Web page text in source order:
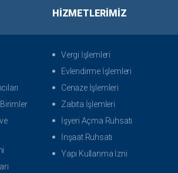
HIZMETLERIMIZ
Vergi İşlemleri
Evlendirme İşlemleri
Cenaze İşlemleri
Zabıta İşlemleri
İşyeri Açma Ruhsatı
İnşaat Ruhsatı
Yapı Kullanma İzni